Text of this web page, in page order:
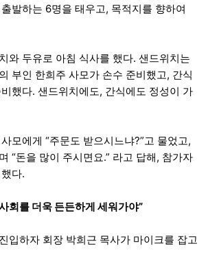
발하는 6명을 태우고, 목적지를 향하여
와 두유로 아침 식사를 했다. 샌드위치는
부인 한희주 사모가 손수 준비했고, 간식
했다. 샌드위치에도, 간식에도 정성이 가
모에게 “주문도 받으시느냐?”고 물었고,
“돈을 많이 주시면요.” 라고 답해, 참가자
다.
회를 더욱 든든하게 세워가야”
입하자 회장 박희근 목사가 마이크를 잡고